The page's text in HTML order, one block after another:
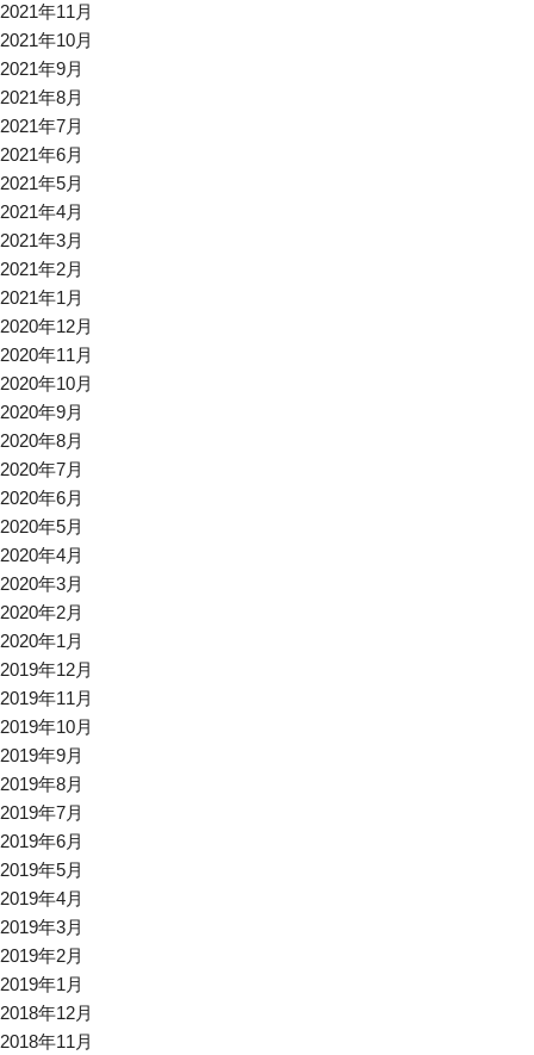
2021年11月
2021年10月
2021年9月
2021年8月
2021年7月
2021年6月
2021年5月
2021年4月
2021年3月
2021年2月
2021年1月
2020年12月
2020年11月
2020年10月
2020年9月
2020年8月
2020年7月
2020年6月
2020年5月
2020年4月
2020年3月
2020年2月
2020年1月
2019年12月
2019年11月
2019年10月
2019年9月
2019年8月
2019年7月
2019年6月
2019年5月
2019年4月
2019年3月
2019年2月
2019年1月
2018年12月
2018年11月